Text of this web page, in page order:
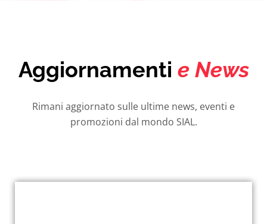
Aggiornamenti e News
Rimani aggiornato sulle ultime news, eventi e
promozioni dal mondo SIAL.